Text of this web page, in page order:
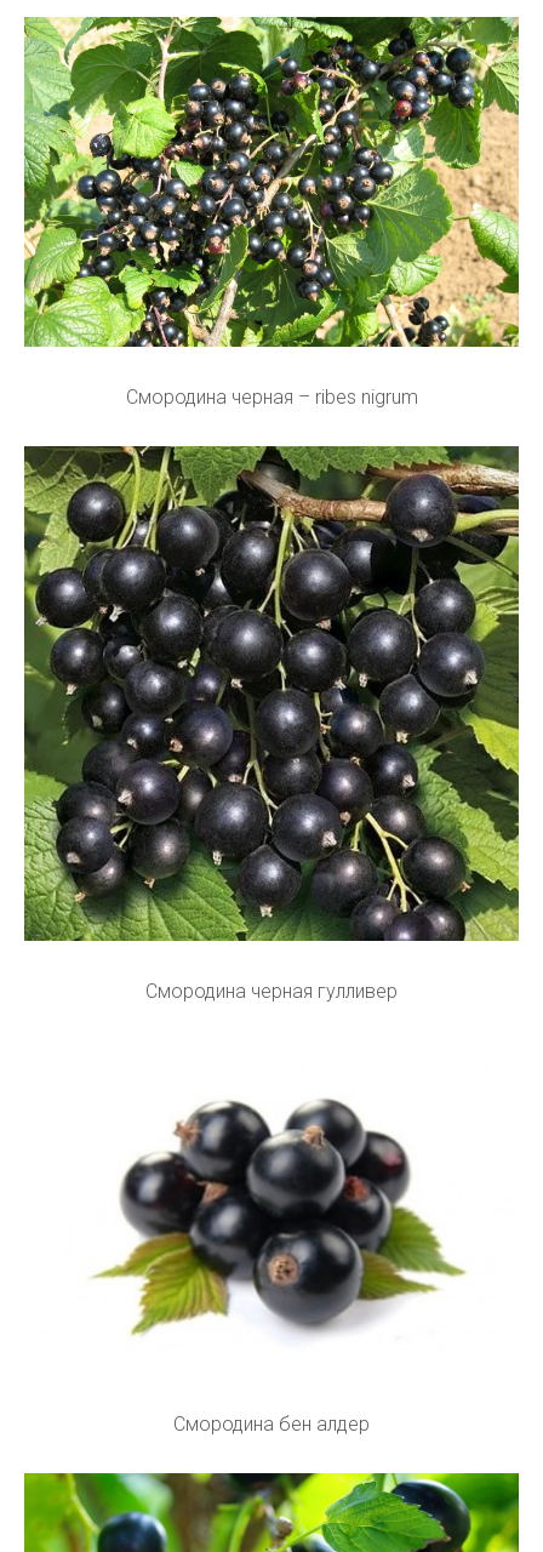
Смородина черная – ribes nigrum
Смородина черная гулливер
Смородина бен алдер